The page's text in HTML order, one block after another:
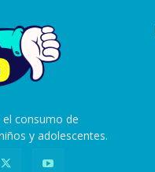
consumo de
y adolescentes.